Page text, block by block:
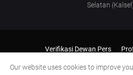
Selatan
Verifikasi Dewan Pers
SOP Wartawan
Our website uses cookies to improve